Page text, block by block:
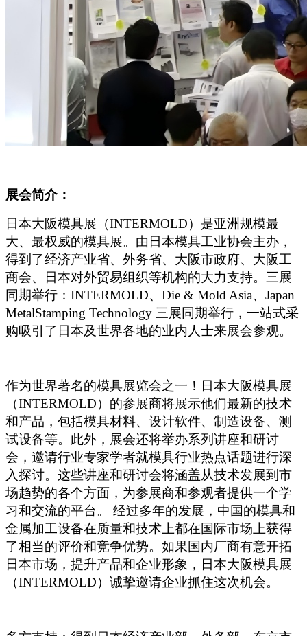
展会简介：
日本大阪模具展（INTERMOLD）是亚洲规模最
大、最权威的模具展。由日本模具工业协会主办，
得到了经济产业省、外务省、大阪市政府、大阪工
商会、日本对外贸易组织等机构的大力支持。三展
同期举行：INTERMOLD、Die & Mold Asia、Japan
MetalStamping Technology 三展同期举行，一站式采
购吸引了日本及世界各地的业内人士来展会参观。
作为世界著名的模具展览会之一！日本大阪模具展
（INTERMOLD）的参展商将展示他们最新的技术
和产品，包括模具材料、设计软件、制造设备、测
试设备等。此外，展会还将举办系列讲座和研讨
会，邀请行业专家学者就模具行业热点话题进行深
入探讨。这些讲座和研讨会将涵盖从技术发展到市
场趋势的各个方面，为参展商和参观者提供一个学
习和交流的平台。 经过多年的发展，中国的模具和
金属加工设备在质量和技术上都在国际市场上获得
了相当的评价和竞争优势。如果国内厂商有意开拓
日本市场，提升产品和企业形象，日本大阪模具展
（INTERMOLD）诚挚邀请企业抓住这次机会。